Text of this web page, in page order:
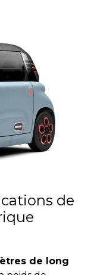
de
de long